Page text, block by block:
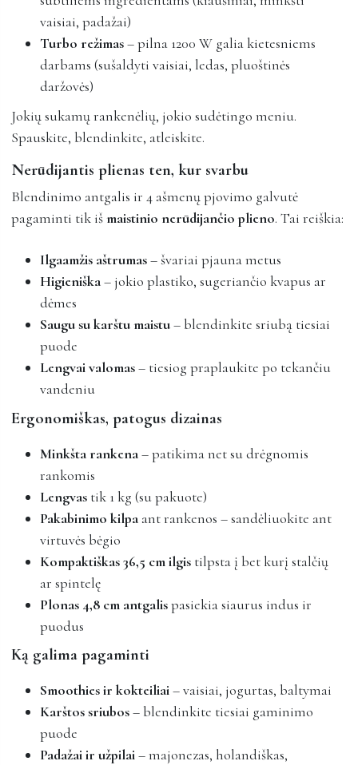
vaisiai, padažai)
Turbo režimas– pilna 1200 W galia kietesniems
darbams (sušaldyti vaisiai, ledas, pluoštinės
daržovės)
Jokių sukamų rankenėlių, jokio sudėtingo meniu.
Spauskite, blendinkite, atleiskite.
Nerūdijantis plienas ten, kur svarbu
Blendinimo antgalis ir 4 ašmenų pjovimo galvutė
pagaminti tik išmaistinio nerūdijančio plieno. Tai reiškia:
Ilgaamžis aštrumas– švariai pjauna metus
Higieniška– jokio plastiko, sugeriančio kvapus ar
dėmes
Saugu su karštu maistu– blendinkite sriubą tiesiai
puode
Lengvai valomas– tiesiog praplaukite po tekančiu
vandeniu
Ergonomiškas, patogus dizainas
Minkšta rankena– patikima net su drėgnomis
rankomis
Lengvastik 1 kg (su pakuote)
Pakabinimo kilpaant rankenos – sandėliuokite ant
virtuvės bėgio
Kompaktiškas 36,5 cm ilgistilpsta į bet kurį stalčių
ar spintelę
Plonas 4,8 cm antgalispasiekia siaurus indus ir
puodus
Ką galima pagaminti
Smoothies ir kokteiliai– vaisiai, jogurtas, baltymai
Karštos sriubos– blendinkite tiesiai gaminimo
puode
Padažai ir užpilai– majonezas, holandiškas,